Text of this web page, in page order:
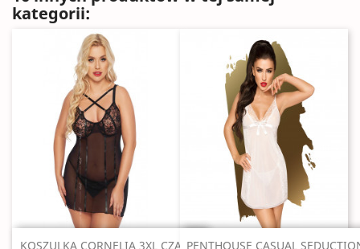
kategorii:
Szybki podgląd
KOSZULKA CORNELIA 3XL CZARNA Szybki podgląd
PENTHOUSE CASUAL